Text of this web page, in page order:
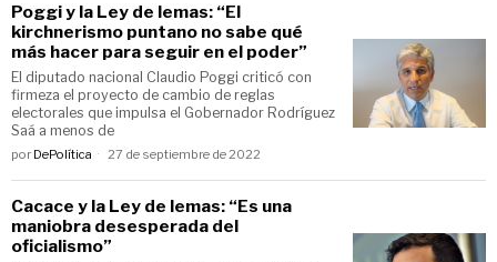
Poggi y la Ley de lemas: “El
kirchnerismo puntano no sabe qué
más hacer para seguir en el poder”
El diputado nacional Claudio Poggi criticó con
firmeza el proyecto de cambio de reglas
electorales que impulsa el Gobernador Rodríguez
Saá a menos de
por DePolítica 27 de septiembre de 2022
Cacace y la Ley de lemas: “Es una
maniobra desesperada del
oficialismo”